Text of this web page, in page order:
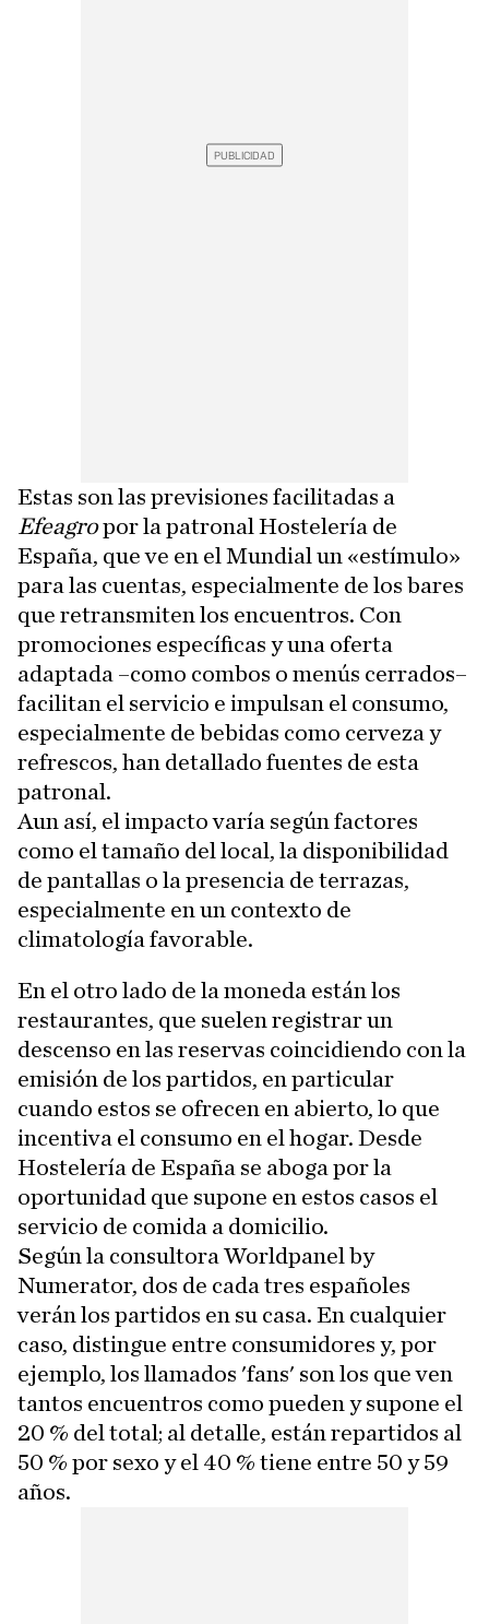
Estas son las previsiones facilitadas a
Efeagropor la patronal Hostelería de
España, que ve en el Mundial un «estímulo»
para las cuentas, especialmente de los bares
que retransmiten los encuentros. Con
promociones específicas y una oferta
adaptada –como combos o menús cerrados–
facilitan el servicio e impulsan el consumo,
especialmente de bebidas como cerveza y
refrescos, han detallado fuentes de esta
patronal.
Aun así, el impacto varía según factores
como el tamaño del local, la disponibilidad
de pantallas o la presencia de terrazas,
especialmente en un contexto de
climatología favorable.
En el otro lado de la moneda están los
restaurantes, que suelen registrar un
descenso en las reservas coincidiendo con la
emisión de los partidos, en particular
cuando estos se ofrecen en abierto, lo que
incentiva el consumo en el hogar. Desde
Hostelería de España se aboga por la
oportunidad que supone en estos casos el
servicio de comida a domicilio.
Según la consultora Worldpanel by
Numerator, dos de cada tres españoles
verán los partidos en su casa. En cualquier
caso, distingue entre consumidores y, por
ejemplo, los llamados 'fans' son los que ven
tantos encuentros como pueden y supone el
20 % del total; al detalle, están repartidos al
50 % por sexo y el 40 % tiene entre 50 y 59
años.